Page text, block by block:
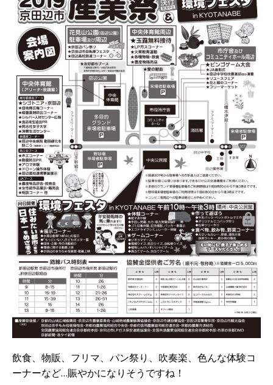
飲食、物販、フリマ、パン祭り、吹奏楽、色んな体験コ
ーナーなど…賑やかになりそうですね！